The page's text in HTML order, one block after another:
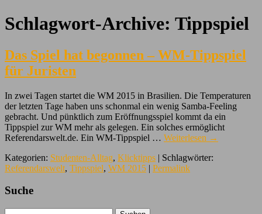
Schlagwort-Archive: Tippspiel
Das Spiel hat begonnen – WM-Tippspiel
für Juristen
In zwei Tagen startet die WM 2015 in Brasilien. Die Temperaturen
der letzten Tage haben uns schonmal ein wenig Samba-Feeling
gebracht. Und pünktlich zum Eröffnungsspiel kommt da ein
Tippspiel zur WM mehr als gelegen. Ein solches ermöglicht
Referendarswelt.de. Ein WM-Tippspiel … Weiterlesen →
Kategorien: Studenten-Alltag, Klicktipps | Schlagwörter:
Referendarswelt, Tippspiel, WM 2015 | Permalink
Suche